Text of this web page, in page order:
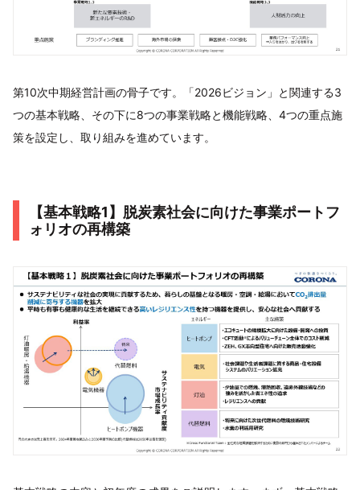
第10次中期経営計画の骨子です。「2026ビジョン」と関連する3
つの基本戦略、その下に8つの事業戦略と機能戦略、4つの重点施
策を設定し、取り組みを進めています。
【基本戦略1】脱炭素社会に向けた事業ポートフ
ォリオの再構築